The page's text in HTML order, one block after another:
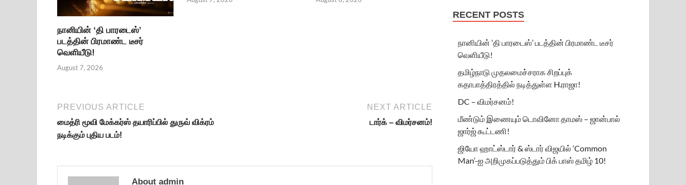
நானியின் ‘தி பாரடைஸ்’
படத்தின் பிரமாண்ட டீசர்
வெளியீடு!
August 7, 2026
PREVIOUS ARTICLE
மைத்ரி மூவி மேக்கர்ஸ் தயாரிப்பில் துருவ் விக்ரம்
நடிக்கும் புதிய படம்!
NEXT ARTICLE
டார்க் – விமர்சனம்!
About admin
RECENT POSTS
நானியின் ‘தி பாரடைஸ்’ படத்தின் பிரமாண்ட டீசர்
வெளியீடு!
தமிழ்நாடு முதலமைச்சராக சிறப்புக்
கதாபாத்திரத்தில் நடித்துள்ள H.ராஜா!
DC – விமர்சனம்!
மீண்டும் இணையும் டொவினோ தாமஸ் – ஜான்பால்
ஜார்ஜ் கூட்டணி!
ஜியோ ஹாட்ஸ்டார் & ஸ்டார் விஜயில் ‘Common
Man’-ஐ அறிமுகப்படுத்தும் பிக் பாஸ் தமிழ் 10!